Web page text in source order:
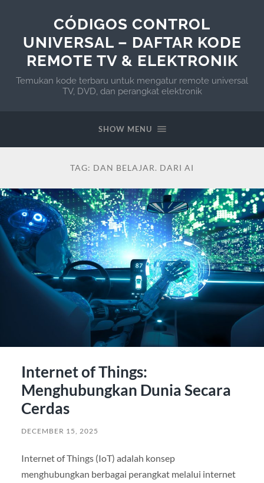
CÓDIGOS CONTROL
UNIVERSAL – DAFTAR KODE
REMOTE TV & ELEKTRONIK
Temukan kode terbaru untuk mengatur remote universal
TV, DVD, dan perangkat elektronik
SHOW MENU
TAG: DAN BELAJAR. DARI AI
Internet of Things:
Menghubungkan Dunia Secara
Cerdas
DECEMBER 15, 2025
Internet of Things (IoT) adalah konsep
menghubungkan berbagai perangkat melalui internet